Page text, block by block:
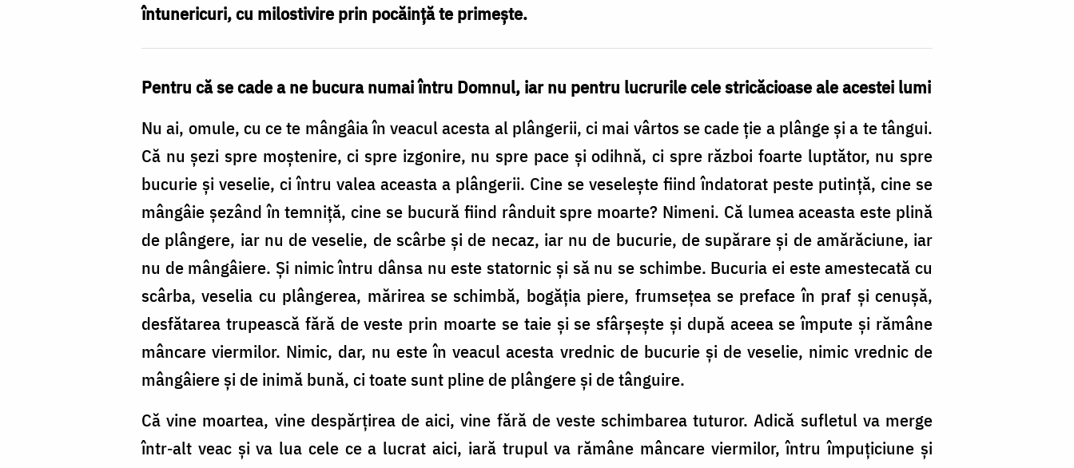
întunericuri, cu milostivire prin pocăință te primește.
Pentru că se cade a ne bucura numai întru Domnul, iar nu pentru lucrurile cele stricăcioase ale acestei lumi
Nu ai, omule, cu ce te mângâia în veacul acesta al plângerii, ci mai vârtos se cade ție a plânge și a te tângui.
Că nu șezi spre moștenire, ci spre izgonire, nu spre pace și odihnă, ci spre război foarte luptător, nu spre
bucurie și veselie, ci întru valea aceasta a plângerii. Cine se veselește fiind îndatorat peste putință, cine se
mângâie șezând în temniță, cine se bucură fiind rânduit spre moarte? Nimeni. Că lumea aceasta este plină
de plângere, iar nu de veselie, de scârbe și de necaz, iar nu de bucurie, de supărare și de amărăciune, iar
nu de mângâiere. Și nimic întru dânsa nu este statornic și să nu se schimbe. Bucuria ei este amestecată cu
scârba, veselia cu plângerea, mărirea se schimbă, bogăția piere, frumsețea se preface în praf și cenușă,
desfătarea trupească fără de veste prin moarte se taie și se sfârșește și după aceea se împute și rămâne
mâncare viermilor. Nimic, dar, nu este în veacul acesta vrednic de bucurie și de veselie, nimic vrednic de
mângâiere și de inimă bună, ci toate sunt pline de plângere și de tânguire.
Că vine moartea, vine despărțirea de aici, vine fără de veste schimbarea tuturor. Adică sufletul va merge
într‑alt veac și va lua cele ce a lucrat aici, iară trupul va rămâne mâncare viermilor, întru împuțiciune și